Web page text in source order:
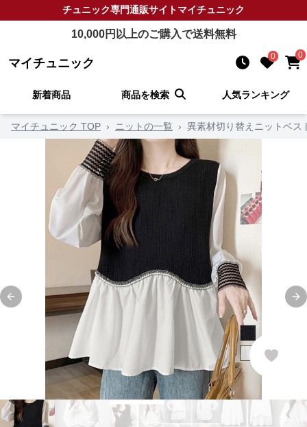
チュニック専門通販サイトマイチュニック
10,000円以上のご購入で送料無料
マイチュニック 0 0
新着商品 商品を検索 人気ランキング
マイチュニック TOP › ニットの一覧 › 異素材切り替えニットベス
Previous slide